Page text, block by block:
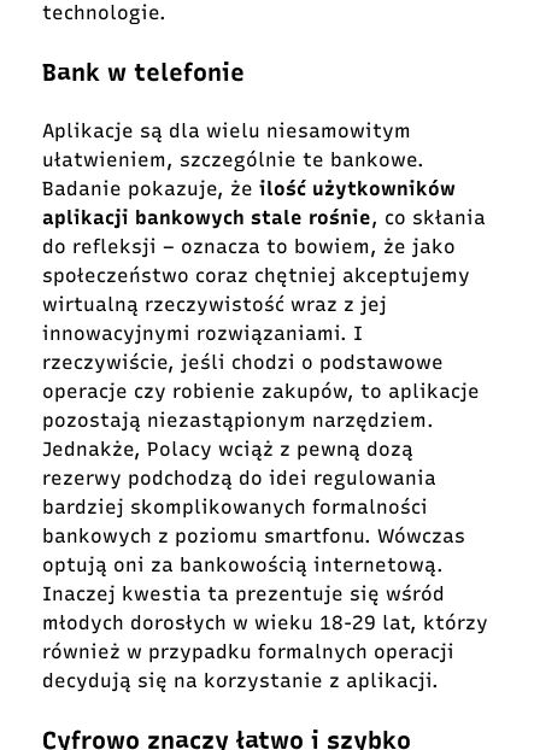
technologie.
Bank w telefonie
Aplikacje są dla wielu niesamowitym
ułatwieniem, szczególnie te bankowe.
Badanie pokazuje, że ilość użytkowników
aplikacji bankowych stale rośnie, co skłania
do refleksji – oznacza to bowiem, że jako
społeczeństwo coraz chętniej akceptujemy
wirtualną rzeczywistość wraz z jej
innowacyjnymi rozwiązaniami. I
rzeczywiście, jeśli chodzi o podstawowe
operacje czy robienie zakupów, to aplikacje
pozostają niezastąpionym narzędziem.
Jednakże, Polacy wciąż z pewną dozą
rezerwy podchodzą do idei regulowania
bardziej skomplikowanych formalności
bankowych z poziomu smartfonu. Wówczas
optują oni za bankowością internetową.
Inaczej kwestia ta prezentuje się wśród
młodych dorosłych w wieku 18-29 lat, którzy
również w przypadku formalnych operacji
decydują się na korzystanie z aplikacji.
Cyfrowo znaczy łatwo i szybko